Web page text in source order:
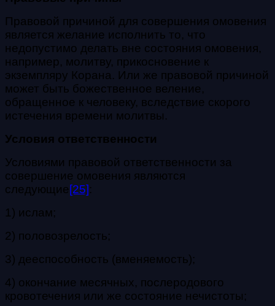
Правовой причиной для совершения омовения
является желание исполнить то, что
недопустимо делать вне состояния омовения,
например, молитву, прикосновение к
экземпляру Корана. Или же правовой причиной
может быть божественное веление,
обращенное к человеку, вследствие скорого
истечения времени молитвы.
Условия ответственности
Условиями правовой ответственности за
совершение омовения являются
следующие[25]:
1) ислам;
2) половозрелость;
3) дееспособность (вменяемость);
4) окончание месячных, послеродового
кровотечения или же состояние нечистоты;